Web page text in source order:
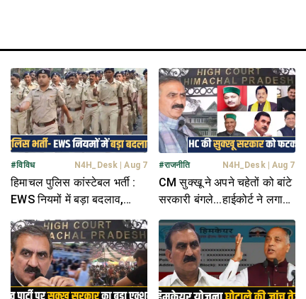
#विविध N4H_Desk Aug 7
हिमाचल पुलिस कांस्टेबल भर्ती :
EWS नियमों में बड़ा बदलाव,
आरक्षण से ट्रेनी बाहर
#राजनीति N4H_Desk| Aug 7
CM सुक्खू ने अपने चहेतों को बांटे
सरकारी बंगले...हाईकोर्ट ने लगाई
फटकार, मांगा जवाब